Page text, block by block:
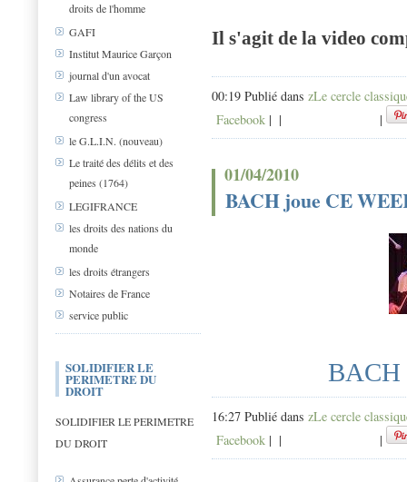
droits de l'homme
GAFI
Institut Maurice Garçon
journal d'un avocat
Law library of the US
congress
le G.L.I.N. (nouveau)
Le traité des délits et des
peines (1764)
LEGIFRANCE
les droits des nations du
monde
les droits étrangers
Notaires de France
service public
SOLIDIFIER LE
PERIMETRE DU
DROIT
SOLIDIFIER LE PERIMETRE
DU DROIT
Il s'agit de la video
00:19 Publié dans zLe cercle
Facebook | | |
01/04/2010
BACH joue CE
BACH
16:27 Publié dans zLe cercle
Facebook | | |